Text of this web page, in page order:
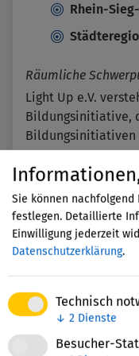
Sie können
festlegen. Detaillierte
Einwilligung jederzeit
Datenschutzerklärung.
Technisch
↓ 2 Dienste
Besucher-
Rhein-
Räumliche
Light Up e.V.
Bildungsinitiative,
Bildungsinitiativen
Kontakt
Dagmar Bizer
Kernteam und
https://light-